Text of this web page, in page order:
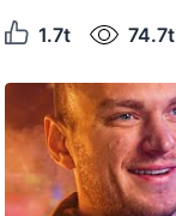
1.7t
74.7t